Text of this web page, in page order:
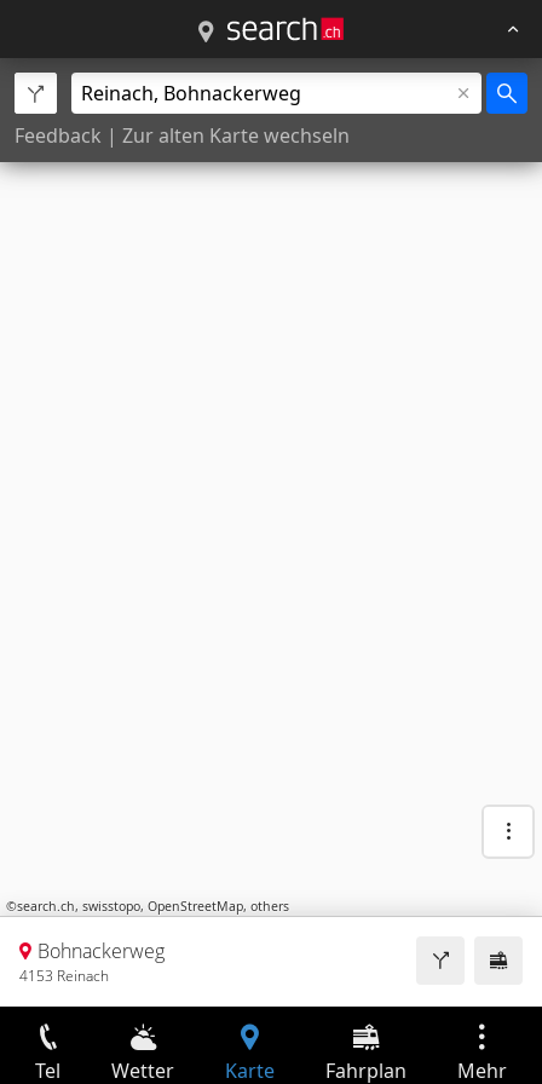
Feedback | Zur alten Karte wechseln
©search.ch, swisstopo, OpenStreetMap, others
Bohnackerweg
4153 Reinach
Tel Wetter Karte Fahrplan Mehr